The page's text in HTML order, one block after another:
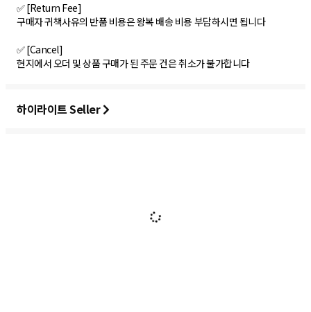
✅ [Return Fee]
구매자 귀책사유의 반품 비용은 왕복 배송 비용 부담하시면 됩니다
✅ [Cancel]
현지에서 오더 및 상품 구매가 된 주문 건은 취소가 불가합니다
하이라이트 Seller